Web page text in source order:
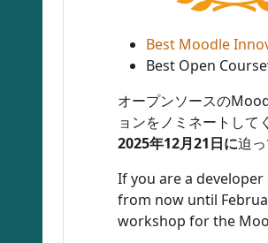
Best Moodle
Best Open
オープンソースの
ョンをノミネートし
2025年12月21日に迫っ
If you are a
from now until
workshop for the